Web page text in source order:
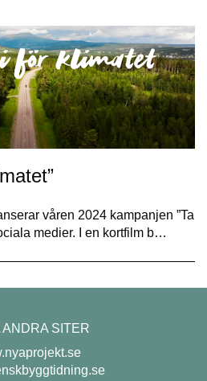
våren 2024 kampanjen ”Ta
medier. I en kortfilm b…
ANDRA SITER